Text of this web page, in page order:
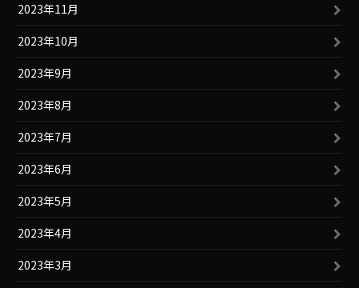
2023年11月
2023年10月
2023年9月
2023年8月
2023年7月
2023年6月
2023年5月
2023年4月
2023年3月